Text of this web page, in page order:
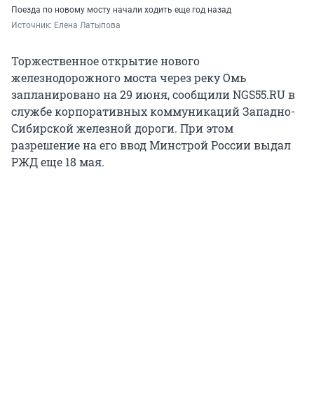
Поезда по новому мосту начали ходить еще год назад
Источник: Елена Латыпова
Торжественное открытие нового
железнодорожного моста через реку Омь
запланировано на 29 июня, сообщили NGS55.RU в
службе корпоративных коммуникаций Западно-
Сибирской железной дороги. При этом
разрешение на его ввод Минстрой России выдал
РЖД еще 18 мая.